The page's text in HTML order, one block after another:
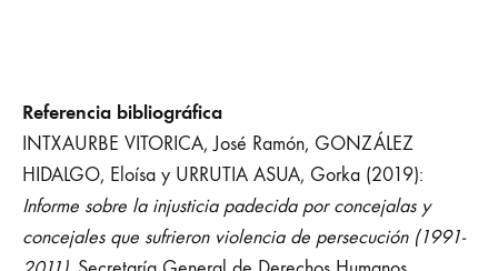
Referencia bibliográfica
INTXAURBE VITORICA, José Ramón, GONZÁLEZ
HIDALGO, Eloísa y URRUTIA ASUA, Gorka (2019):
Informe sobre la injusticia padecida por concejalas y
concejales que sufrieron violencia de persecución (1991-